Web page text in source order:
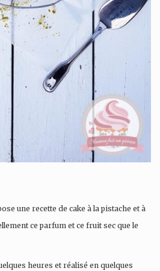
une recette de cake à la pistache et à
ce parfum et ce fruit sec que le
heures et réalisé en quelques